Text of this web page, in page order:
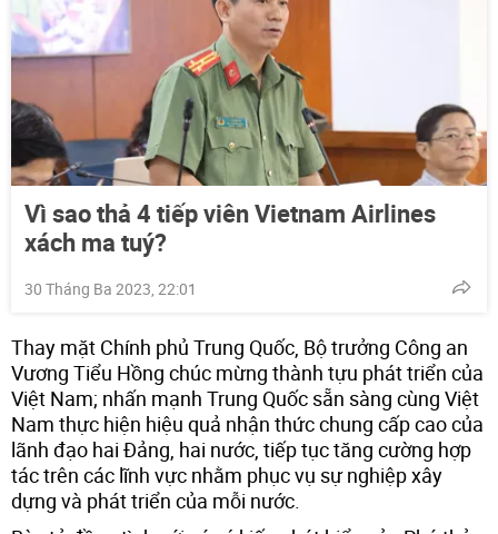
Vì sao thả 4 tiếp viên Vietnam Airlines
xách ma tuý?
30 Tháng Ba 2023, 22:01
Thay mặt Chính phủ Trung Quốc, Bộ trưởng Công an
Vương Tiểu Hồng chúc mừng thành tựu phát triển của
Việt Nam; nhấn mạnh Trung Quốc sẵn sàng cùng Việt
Nam thực hiện hiệu quả nhận thức chung cấp cao của
lãnh đạo hai Đảng, hai nước, tiếp tục tăng cường hợp
tác trên các lĩnh vực nhằm phục vụ sự nghiệp xây
dựng và phát triển của mỗi nước.